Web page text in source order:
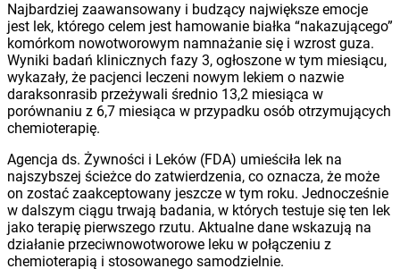
Najbardziej zaawansowany i budzący największe emocje
jest lek, którego celem jest hamowanie białka “nakazującego”
komórkom nowotworowym namnażanie się i wzrost guza.
Wyniki badań klinicznych fazy 3, ogłoszone w tym miesiącu,
wykazały, że pacjenci leczeni nowym lekiem o nazwie
daraksonrasib przeżywali średnio 13,2 miesiąca w
porównaniu z 6,7 miesiąca w przypadku osób otrzymujących
chemioterapię.
Agencja ds. Żywności i Leków (FDA) umieściła lek na
najszybszej ścieżce do zatwierdzenia, co oznacza, że ​​może
on zostać zaakceptowany jeszcze w tym roku. Jednocześnie
w dalszym ciągu trwają badania, w których testuje się ten lek
jako terapię pierwszego rzutu. Aktualne dane wskazują na
działanie przeciwnowotworowe leku w połączeniu z
chemioterapią i stosowanego samodzielnie.